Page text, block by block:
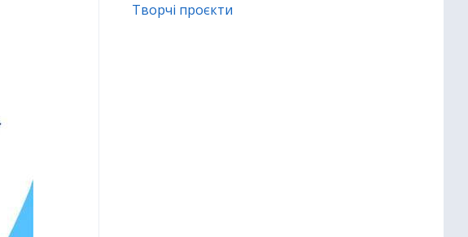
Творчі проєкти